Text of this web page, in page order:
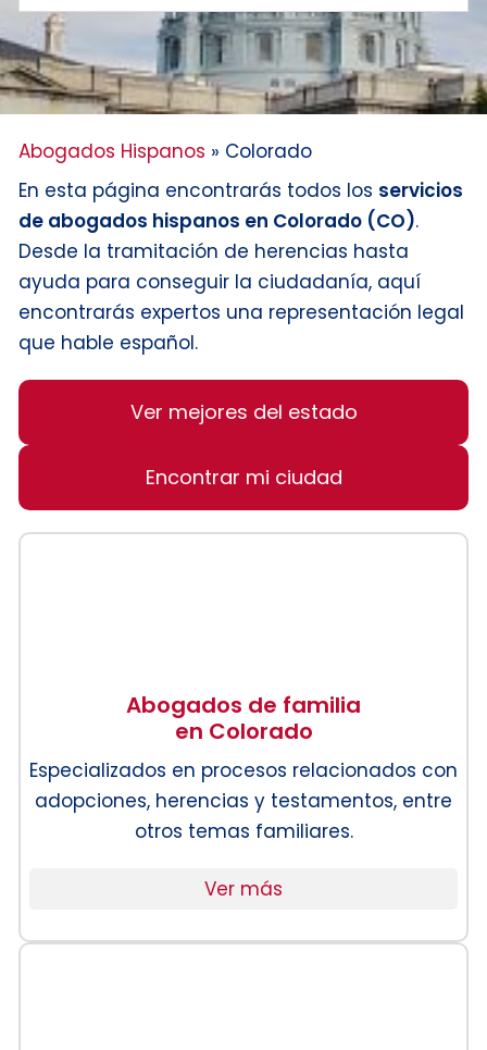
Abogados Hispanos » Colorado
En esta página encontrarás todos los servicios
de abogados hispanos en Colorado (CO).
Desde la tramitación de herencias hasta
ayuda para conseguir la ciudadanía, aquí
encontrarás expertos una representación legal
que hable español.
Ver mejores del estado
Encontrar mi ciudad
Abogados de familia
en Colorado
Especializados en procesos relacionados con
adopciones, herencias y testamentos, entre
otros temas familiares.
Ver más